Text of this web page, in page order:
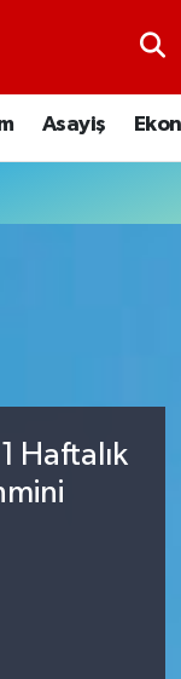
Asayiş
Haftalık